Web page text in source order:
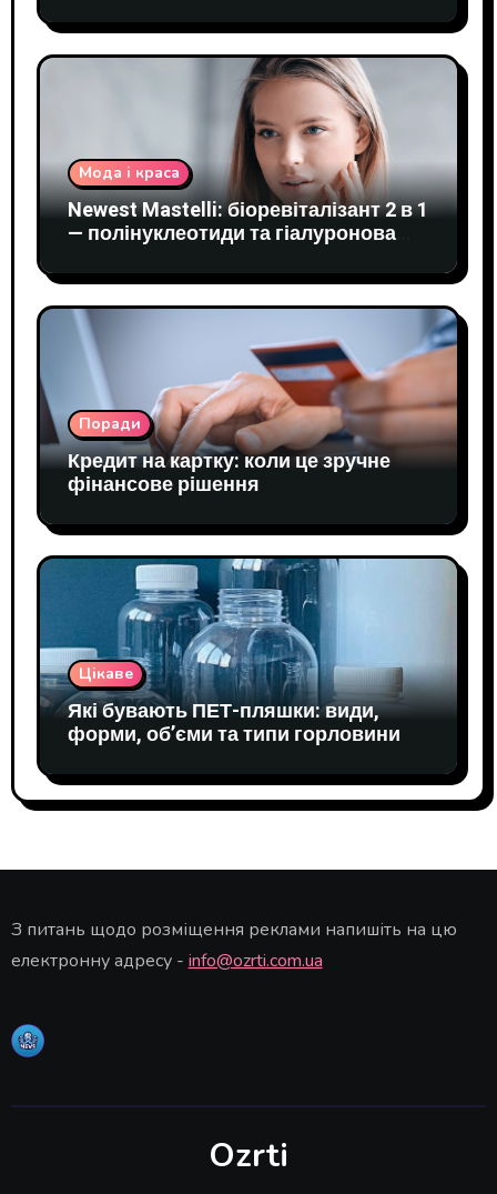
Мода і краса
Newest Mastelli: біоревіталізант 2 в 1
— полінуклеотиди та гіалуронова
Поради
Кредит на картку: коли це зручне
фінансове рішення
Цікаве
Які бувають ПЕТ-пляшки: види,
форми, об’єми та типи горловини
З питань щодо розміщення реклами напишіть на цю
електронну адресу - info@ozrti.com.ua
Ozrti